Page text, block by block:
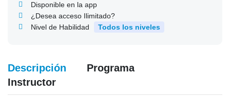
Descripción
Programa
Instructor
Disponible en la app
¿Desea acceso Ilimitado?
Nivel de Habilidad
Todos los niveles